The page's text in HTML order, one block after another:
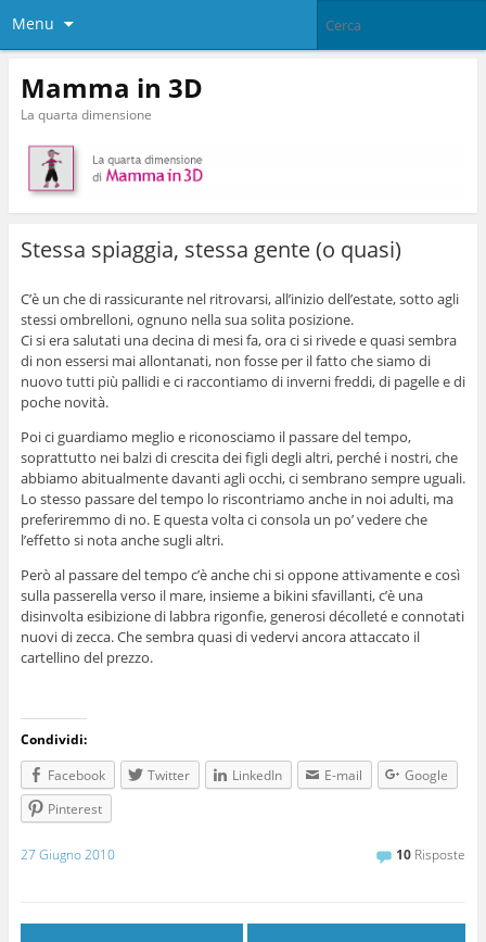
Menu
Mamma in 3D
La quarta dimensione
Stessa spiaggia, stessa gente (o quasi)
C’è un che di rassicurante nel ritrovarsi, all’inizio dell’estate, sotto agli
stessi ombrelloni, ognuno nella sua solita posizione.
Ci si era salutati una decina di mesi fa, ora ci si rivede e quasi sembra
di non essersi mai allontanati, non fosse per il fatto che siamo di
nuovo tutti più pallidi e ci raccontiamo di inverni freddi, di pagelle e di
poche novità.
Poi ci guardiamo meglio e riconosciamo il passare del tempo,
soprattutto nei balzi di crescita dei figli degli altri, perché i nostri, che
abbiamo abitualmente davanti agli occhi, ci sembrano sempre uguali.
Lo stesso passare del tempo lo riscontriamo anche in noi adulti, ma
preferiremmo di no. E questa volta ci consola un po’ vedere che
l’effetto si nota anche sugli altri.
Però al passare del tempo c’è anche chi si oppone attivamente e così
sulla passerella verso il mare, insieme a bikini sfavillanti, c’è una
disinvolta esibizione di labbra rigonfie, generosi décolleté e connotati
nuovi di zecca. Che sembra quasi di vedervi ancora attaccato il
cartellino del prezzo.
Condividi:
Facebook
Twitter LinkedIn E-mail
Google
Pinterest
27 Giugno 2010 10 Risposte